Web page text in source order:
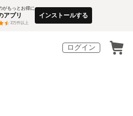
がもっとお得に
アプリ
3万件以上
インストールする
ログイン